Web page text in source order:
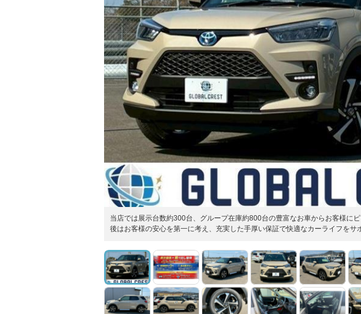
当店では展示台数約300台、グループ在庫約800台の豊富なお車からお客様に
後はお客様の安心を第一に考え、充実した手厚い保証で快適なカーライフをサ